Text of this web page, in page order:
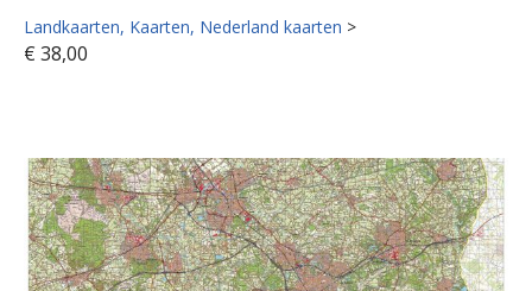
Landkaarten Kaarten Nederland kaarten >
€ 38,00